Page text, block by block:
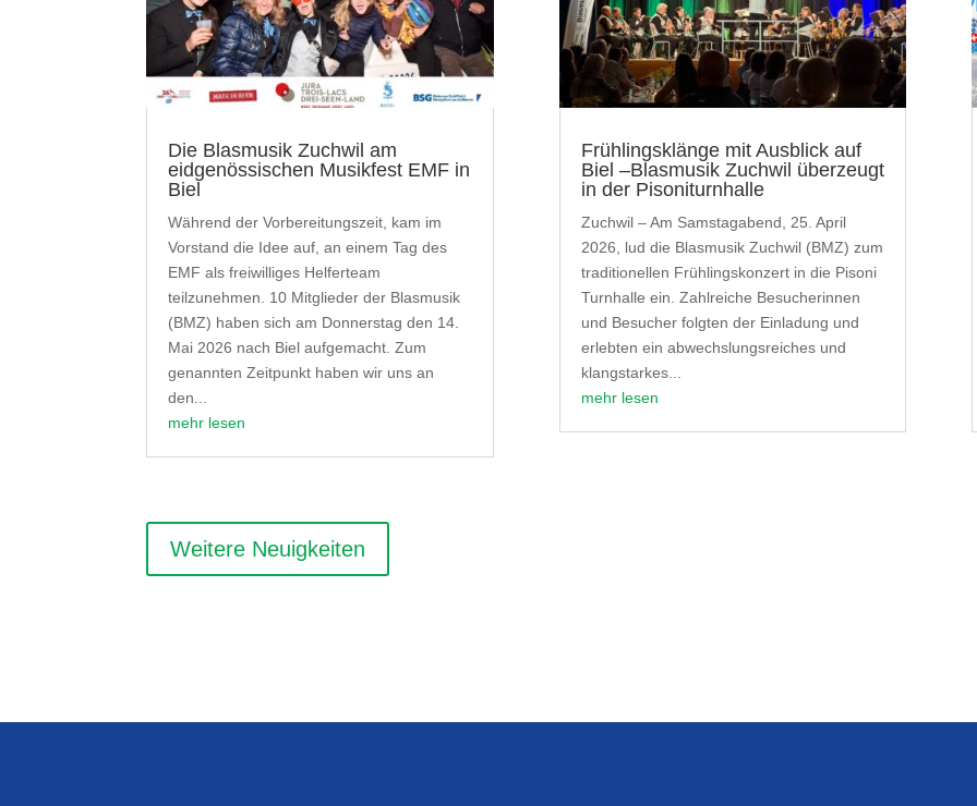
Die Blasmusik Zuchwil am
eidgenössischen Musikfest EMF in
Biel
Während der Vorbereitungszeit, kam im
Vorstand die Idee auf, an einem Tag des
EMF als freiwilliges Helferteam
teilzunehmen. 10 Mitglieder der Blasmusik
(BMZ) haben sich am Donnerstag den 14.
Mai 2026 nach Biel aufgemacht. Zum
genannten Zeitpunkt haben wir uns an
den...
mehr lesen
Frühlingsklänge mit Ausblick auf
Biel –Blasmusik Zuchwil überzeugt
in der Pisoniturnhalle
Zuchwil – Am Samstagabend, 25. April
2026, lud die Blasmusik Zuchwil (BMZ) zum
traditionellen Frühlingskonzert in die Pisoni
Turnhalle ein. Zahlreiche Besucherinnen
und Besucher folgten der Einladung und
erlebten ein abwechslungsreiches und
klangstarkes...
mehr lesen
Weitere Neuigkeiten